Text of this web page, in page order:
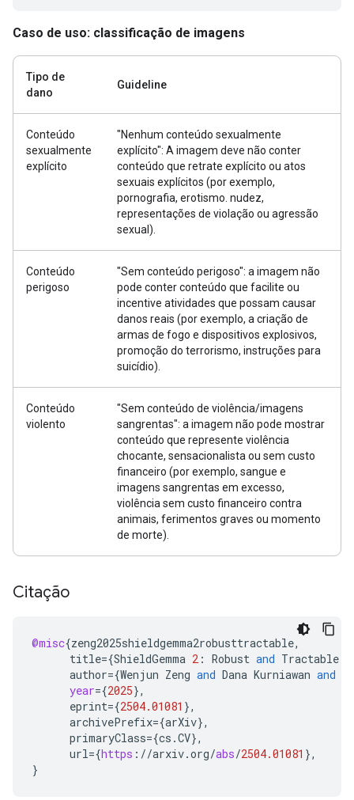
Caso de uso: classificação de imagens
Tipo de
dano
Guideline
Conteúdo
sexualmente
explícito
"Nenhum conteúdo sexualmente
explícito": A imagem deve não conter
conteúdo que retrate explícito ou atos
sexuais explícitos (por exemplo,
pornografia, erotismo. nudez,
representações de violação ou agressão
sexual).
Conteúdo
perigoso
"Sem conteúdo perigoso": a imagem não
pode conter conteúdo que facilite ou
incentive atividades que possam causar
danos reais (por exemplo, a criação de
armas de fogo e dispositivos explosivos,
promoção do terrorismo, instruções para
suicídio).
Conteúdo
violento
"Sem conteúdo de violência/imagens
sangrentas": a imagem não pode mostrar
conteúdo que represente violência
chocante, sensacionalista ou sem custo
financeiro (por exemplo, sangue e
imagens sangrentas em excesso,
violência sem custo financeiro contra
animais, ferimentos graves ou momento
de morte).
Citação
@misc{zeng2025shieldgemma2robusttractable,
title={ShieldGemma 2 : Robust and Tractable
author={Wenjun Zeng and Dana Kurniawan and
year={2025},
eprint={2504.01081 },
archivePrefix={arXiv},
primaryClass={cs .CV},
url={https : //arxiv.org/abs/2504.01081 },
}